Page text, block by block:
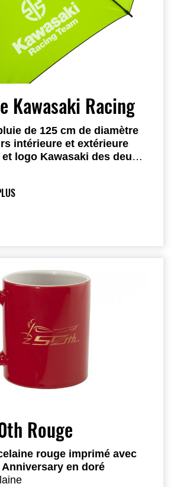
Kawasaki Racing
de 125 cm de diamètre
intérieure et extérieure
logo Kawasaki des deux
Rouge
rouge imprimé avec
Anniversary en doré